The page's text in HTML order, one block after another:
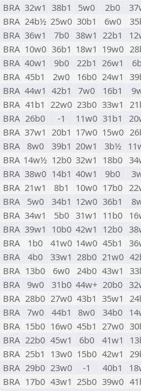
BRA 32w1 38b1 5w0 2b0
BRA 24b½ 25w0 30b1 6w0
BRA 36w1 7b0 38w1 22b1
BRA 10w0 36b1 18w1 19w0
BRA 40w1 9b0 22b1 26w1
BRA 45b1 2w0 16b0 24w1
BRA 44w1 42b1 7w0 16b1
BRA 41b1 22w0 23b0 33w1
BRA 26b0 -1 11w0 31b1
BRA 37w1 20b1 17w0 15w0
BRA 8w0 39b1 20w1 3b½
BRA 14w½ 12b0 32w1 18b0
BRA 38w0 14b1 40w1 9b0
BRA 21w1 8b1 10w0 17b0
BRA 5w0 34b1 12w0 36b1
BRA 34w1 5b0 31w1 11b0
BRA 39w1 10b0 42w1 12b0
BRA 1b0 41w0 14w0 45b1
BRA 4b0 33w1 28b0 21w0
BRA 13b0 6w0 24b0 43w1
BRA 9w0 31b0 44w+ 20b0
BRA 28b0 27w0 43b1 35w1
BRA 7w0 44b1 8w0 34b0
BRA 15b0 16w0 45b1 27w0
BRA 22b0 45w1 6b0 41w1
BRA 25b1 13w0 15b0 42w1
BRA 29b0 23w0 -1 40b1
BRA 17b0 43w1 25b0 39w0